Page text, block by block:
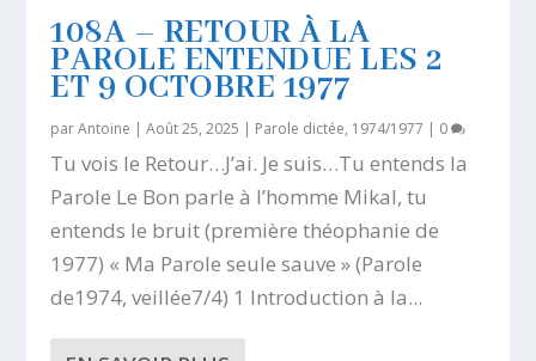
108A – RETOUR À LA
PAROLE ENTENDUE LES 2
ET 9 OCTOBRE 1977
parAntoine |Août 25, 2025 | Parole dictée, 1974/1977 | 0
Tu vois le Retour…J’ai. Je suis…Tu entends la
Parole Le Bon parle à l’homme Mikal, tu
entends le bruit (première théophanie de
1977) « Ma Parole seule sauve » (Parole
de1974, veillée7/4) 1 Introduction à la...